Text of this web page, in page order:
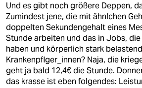
Und es gibt noch größere Deppen,
Zumindest jene, die mit ähnlchen
doppelten Sekundengehalt eines
Stunde arbeiten und das in Jobs,
haben und körperlich stark
Krankenpflger_innen? Naja, die
geht ja bald 12,4€ die Stunde.
das krasse ist eben folgendes: